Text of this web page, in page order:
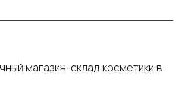
магазин-склад косметики в